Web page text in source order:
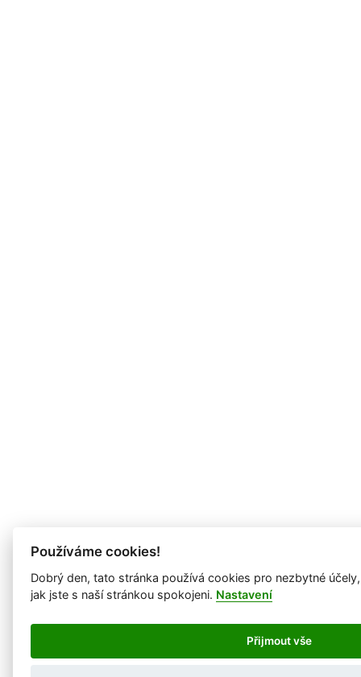
Používáme cookies!
Dobrý den, tato stránka používá cookies pro nezbytné
jak jste s naší stránkou spokojeni. Nastavení
Přijmout vše